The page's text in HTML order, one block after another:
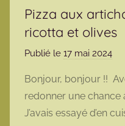
Pizza aux
ricotta et olives
Publié le 17 mai 2024
r
m
a
Bonjour, bonjour !!
redonner une chance
J’avais essayé d’en